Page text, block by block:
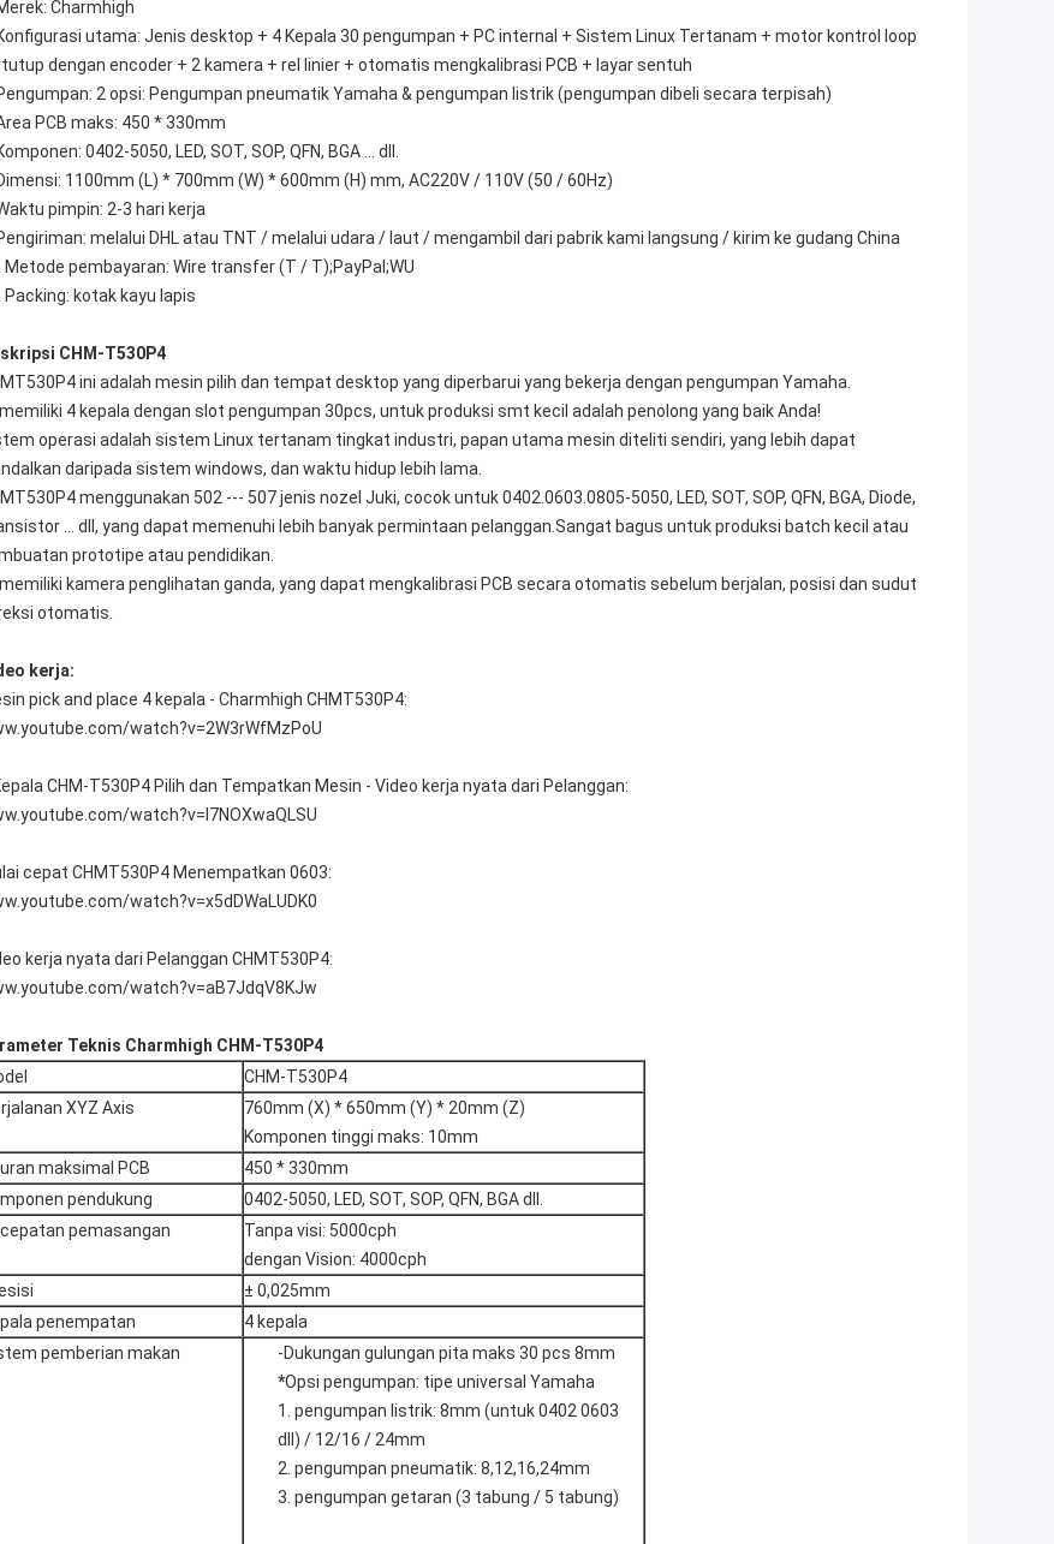
Charmhigh
utama: Jenis desktop + 4 Kepala 30 pengumpan + PC internal + Sistem Linux Tertanam + motor kontrol loop
dengan encoder + 2 kamera + rel linier + otomatis mengkalibrasi PCB + layar sentuh
2 opsi: Pengumpan pneumatik Yamaha & pengumpan listrik (pengumpan dibeli secara terpisah)
PCB maks: 450 * 330mm
0402-5050, LED, SOT, SOP, QFN, BGA ... dll.
1100mm (L) * 700mm (W) * 600mm (H) mm, AC220V / 110V (50 / 60Hz)
pimpin: 2-3 hari kerja
melalui DHL atau TNT / melalui udara / laut / mengambil dari pabrik kami langsung / kirim ke gudang China
Metode pembayaran: Wire transfer (T / T);PayPal;WU
Packing: kotak kayu lapis
CHM-T530P4
ini adalah mesin pilih dan tempat desktop yang diperbarui yang bekerja dengan pengumpan Yamaha.
memiliki 4 kepala dengan slot pengumpan 30pcs, untuk produksi smt kecil adalah penolong yang baik Anda!
operasi adalah sistem Linux tertanam tingkat industri, papan utama mesin diteliti sendiri, yang lebih dapat
daripada sistem windows, dan waktu hidup lebih lama.
menggunakan 502 --- 507 jenis nozel Juki, cocok untuk 0402.0603.0805-5050, LED, SOT, SOP, QFN, BGA, Diode,
... dll, yang dapat memenuhi lebih banyak permintaan pelanggan.Sangat bagus untuk produksi batch kecil atau
prototipe atau pendidikan.
memiliki kamera penglihatan ganda, yang dapat mengkalibrasi PCB secara otomatis sebelum berjalan, posisi dan sudut
otomatis.
kerja:
pick and place 4 kepala - Charmhigh CHMT530P4:
watch?v=2W3rWfMzPoU
CHM-T530P4 Pilih dan Tempatkan Mesin - Video kerja nyata dari Pelanggan:
watch?v=l7NOXwaQLSU
cepat CHMT530P4 Menempatkan 0603:
watch?v=x5dDWaLUDK0
kerja nyata dari Pelanggan CHMT530P4:
watch?v=aB7JdqV8KJw
Teknis Charmhigh CHM-T530P4
CHM-T530P4
XYZ Axis
760mm (X) * 650mm (Y) * 20mm (Z)
Komponen tinggi maks: 10mm
maksimal PCB
450 * 330mm
pendukung
0402-5050, LED, SOT, SOP, QFN, BGA dll.
pemasangan
Tanpa visi: 5000cph
dengan Vision: 4000cph
± 0,025mm
penempatan
4 kepala
pemberian makan
-Dukungan gulungan pita maks 30 pcs 8mm
*Opsi pengumpan: tipe universal Yamaha
1. pengumpan listrik: 8mm (untuk 0402 0603
dll) / 12/16 / 24mm
2. pengumpan pneumatik: 8,12,16,24mm
3. pengumpan getaran (3 tabung / 5 tabung)